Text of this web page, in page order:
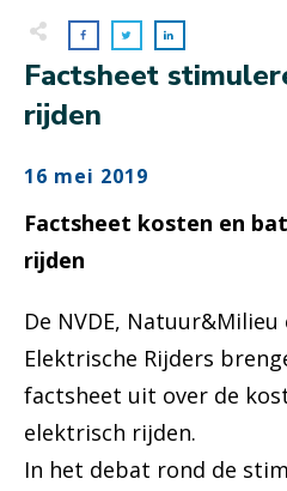
Factsheet
rijden
16 mei 2019
Factsheet kosten en
rijden
De NVDE,
Elektrische Rijders
factsheet uit over de
elektrisch rijden.
In het debat rond de